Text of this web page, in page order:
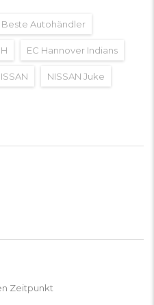
Beste Autohändler
EC Hannover Indians
NISSAN Juke
Zeitpunkt